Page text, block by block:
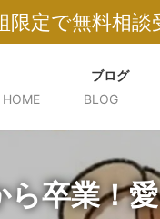
限定で無料相談
HOME
ブログ
BLOG
卒業！